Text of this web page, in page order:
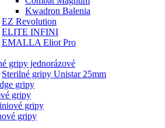
Kwadron Balenia
EZ Revolution
ELITE INFINI
EMALLA Eliot Pro
gripy jednorázové
Sterilné gripy Unistar 25mm
gripy
gripy
gripy
gripy